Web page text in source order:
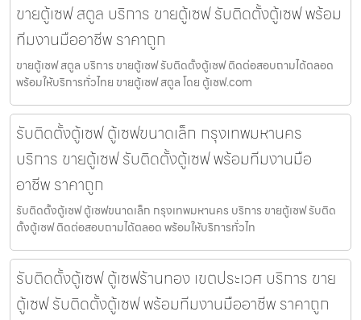
ขายตู้เซฟ สตูล บริการ ขายตู้เซฟ รับติดตั้งตู้เซฟ พร้อม
ทีมงานมืออาชีพ ราคาถูก
ขายตู้เซฟ สตูล บริการ ขายตู้เซฟ รับติดตั้งตู้เซฟ ติดต่อสอบถามได้ตลอด
พร้อมให้บริการทั่วไทย ขายตู้เซฟ สตูล โดย ตู้เซฟ.com
รับติดตั้งตู้เซฟ ตู้เซฟขนาดเล็ก กรุงเทพมหานคร
บริการ ขายตู้เซฟ รับติดตั้งตู้เซฟ พร้อมทีมงานมือ
อาชีพ ราคาถูก
รับติดตั้งตู้เซฟ ตู้เซฟขนาดเล็ก กรุงเทพมหานคร บริการ ขายตู้เซฟ รับติด
ตั้งตู้เซฟ ติดต่อสอบถามได้ตลอด พร้อมให้บริการทั่วไท
รับติดตั้งตู้เซฟ ตู้เซฟร้านทอง เขตประเวศ บริการ ขาย
ตู้เซฟ รับติดตั้งตู้เซฟ พร้อมทีมงานมืออาชีพ ราคาถูก